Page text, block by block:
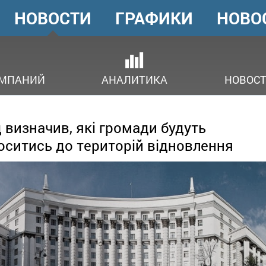
ГОЛОВНЕ
МЕНЮ
НОВОСТИ
АНАЛИТИКА
ГРАФИКИ
які громади будуть
до територій відновлення